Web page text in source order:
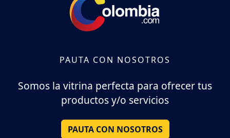
PAUTA CON NOSOTROS
Somos la vitrina perfecta para ofrecer tus
productos y/o servicios
PAUTA CON NOSOTROS